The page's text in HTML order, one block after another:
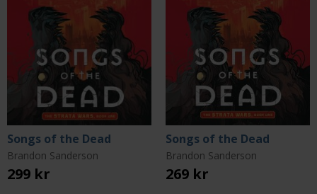
Songs of the Dead
Brandon Sanderson
299 kr
Songs of the Dead
Brandon Sanderson
269 kr